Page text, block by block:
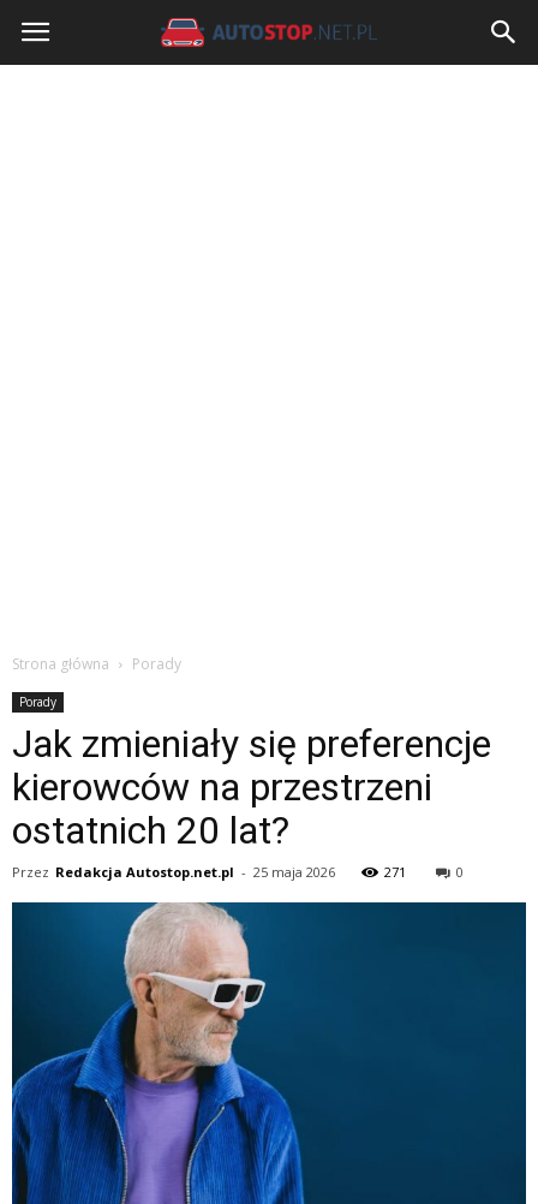
Strona główna Porady
Porady
Jak zmieniały się preferencje
kierowców na przestrzeni
ostatnich 20 lat?
Przez Redakcja Autostop.net.pl - 25 maja 2026 271 0